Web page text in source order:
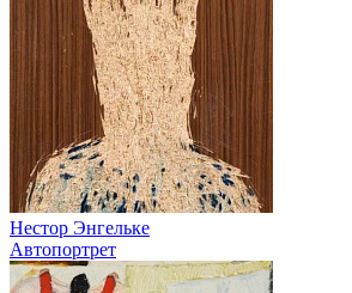
Нестор Энгельке
Автопортрет